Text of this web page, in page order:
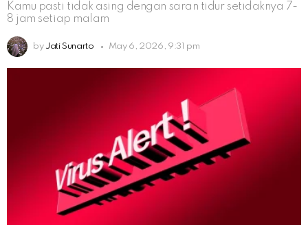
Kamu pasti tidak asing dengan saran tidur setidaknya 7-
8 jam setiap malam
by Jati Sunarto May 6, 2026, 9:31 pm